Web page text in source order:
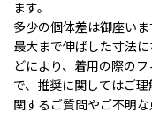
ます。
多少の個体差は御座いま
最大まで伸ばした寸法
どにより、着用の際の
で、推奨に関してはご
関するご質問やご不明